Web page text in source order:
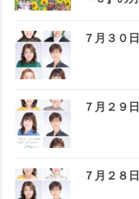
７月３０
７月２９
７月２８